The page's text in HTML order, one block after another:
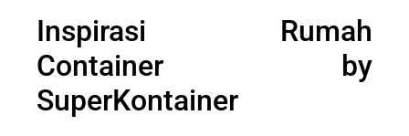
Inspirasi Rumah
Container by
SuperKontainer